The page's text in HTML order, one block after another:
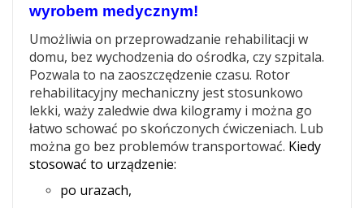
wyrobem medycznym!
Umożliwia on przeprowadzanie rehabilitacji w
domu, bez wychodzenia do ośrodka, czy szpitala.
Pozwala to na zaoszczędzenie czasu. Rotor
rehabilitacyjny mechaniczny jest stosunkowo
lekki, waży zaledwie dwa kilogramy i można go
łatwo schować po skończonych ćwiczeniach. Lub
można go bez problemów transportować. Kiedy
stosować to urządzenie:
po urazach,